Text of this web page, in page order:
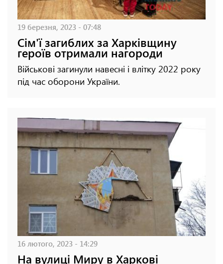
19 березня, 2023 - 07:48
Сім'ї загиблих за Харківщину
героїв отримали нагороди
Військові загинули навесні і влітку 2022 року
під час оборони України.
16 лютого, 2023 - 14:29
На вулиці Миру в Харкові